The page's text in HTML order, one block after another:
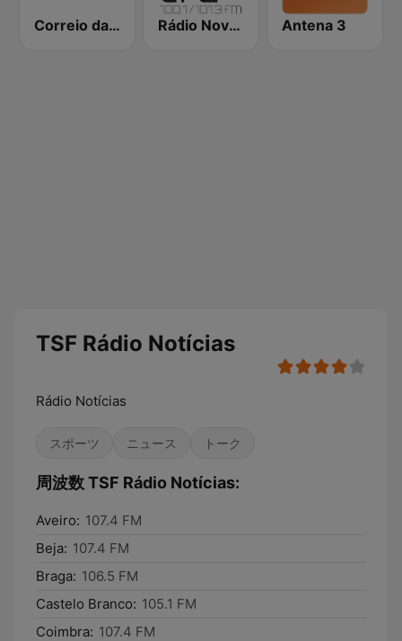
Correio da Manhã Rádio Rádio Nova Era Antena 3
TSF Rádio Notícias
Rádio Notícias
スポーツ ニュース トーク
周波数 TSF Rádio Notícias:
Aveiro: 107.4 FM
Beja: 107.4 FM
Braga: 106.5 FM
Castelo Branco: 105.1 FM
Coimbra: 107.4 FM